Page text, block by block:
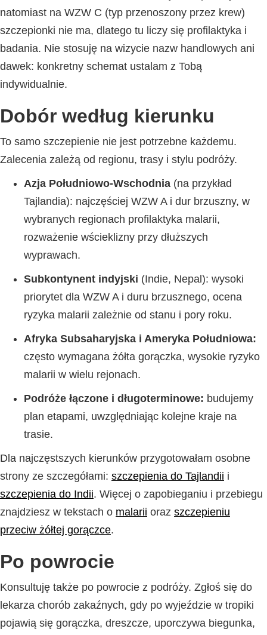
natomiast na WZW C (typ przenoszony przez krew)
szczepionki nie ma, dlatego tu liczy się profilaktyka i
badania. Nie stosuję na wizycie nazw handlowych ani
dawek: konkretny schemat ustalam z Tobą
indywidualnie.
Dobór według kierunku
To samo szczepienie nie jest potrzebne każdemu.
Zalecenia zależą od regionu, trasy i stylu podróży.
Azja Południowo-Wschodnia (na przykład
Tajlandia): najczęściej WZW A i dur brzuszny, w
wybranych regionach profilaktyka malarii,
rozważenie wścieklizny przy dłuższych
wyprawach.
Subkontynent indyjski (Indie, Nepal): wysoki
priorytet dla WZW A i duru brzusznego, ocena
ryzyka malarii zależnie od stanu i pory roku.
Afryka Subsaharyjska i Ameryka Południowa:
często wymagana żółta gorączka, wysokie ryzyko
malarii w wielu rejonach.
Podróże łączone i długoterminowe: budujemy
plan etapami, uwzględniając kolejne kraje na
trasie.
Dla najczęstszych kierunków przygotowałam osobne
strony ze szczegółami: szczepienia do Tajlandii i
szczepienia do Indii. Więcej o zapobieganiu i przebiegu
znajdziesz w tekstach o malarii oraz szczepieniu
przeciw żółtej gorączce.
Po powrocie
Konsultuję także po powrocie z podróży. Zgłoś się do
lekarza chorób zakaźnych, gdy po wyjeździe w tropiki
pojawią się gorączka, dreszcze, uporczywa biegunka,